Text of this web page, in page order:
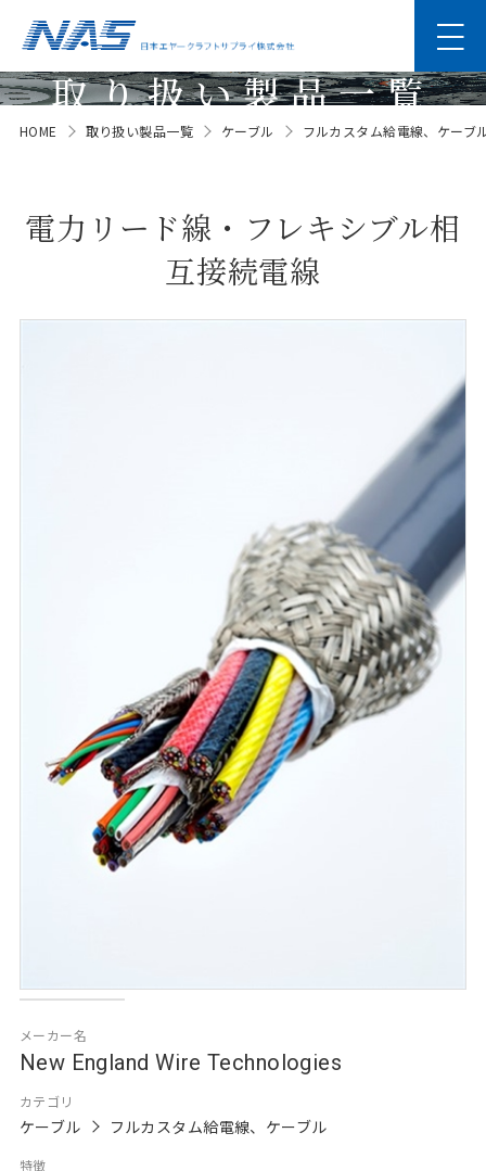
取り扱い製品一覧
Products
HOME 取り扱い製品一覧 ケーブル フルカスタム給電線、ケーブ
電力リード線・フレキシブル相
互接続電線
メーカー名
New England Wire Technologies
カテゴリ
ケーブル フルカスタム給電線、ケーブル
特徴